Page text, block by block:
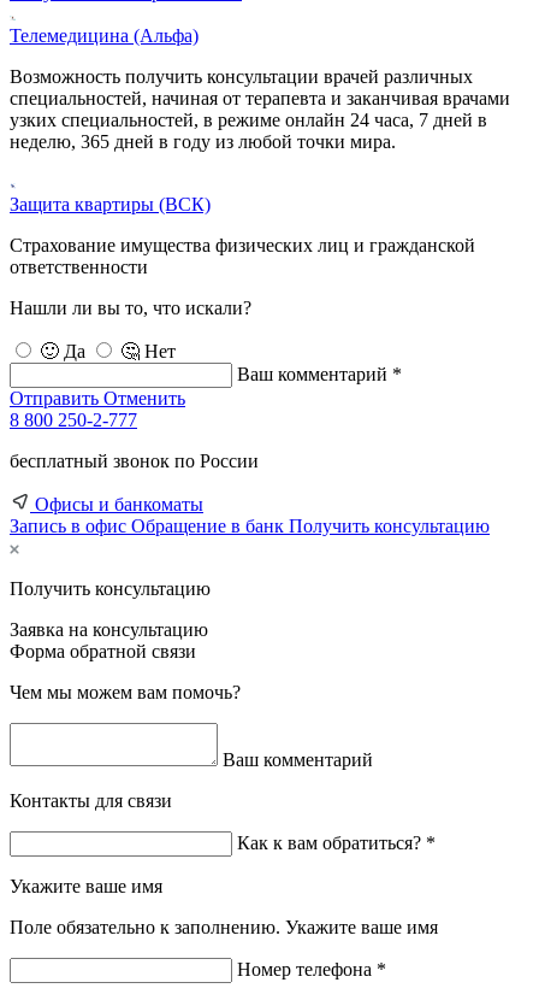
Телемедицина (Альфа)
Возможность получить консультации врачей различных
специальностей, начиная от терапевта и заканчивая врачами
узких специальностей, в режиме онлайн 24 часа, 7 дней в
неделю, 365 дней в году из любой точки мира.
Защита квартиры (ВСК)
Страхование имущества физических лиц и гражданской
ответственности
Нашли ли вы то, что искали?
🙂 Да
🤔 Нет
Ваш комментарий *
Отправить Отменить
8 800 250-2-777
бесплатный звонок по России
Офисы и банкоматы
Запись в офис Обращение в банк Получить консультацию
Получить консультацию
Заявка на консультацию
Форма обратной связи
Чем мы можем вам помочь?
Ваш комментарий
Контакты для связи
Как к вам обратиться? *
Укажите ваше имя
Поле обязательно к заполнению. Укажите ваше имя
Номер телефона *